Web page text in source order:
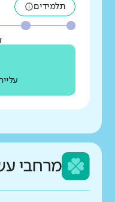
תלמידים
מרחבי